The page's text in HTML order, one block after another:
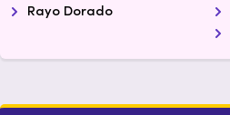
Rayo Dorado